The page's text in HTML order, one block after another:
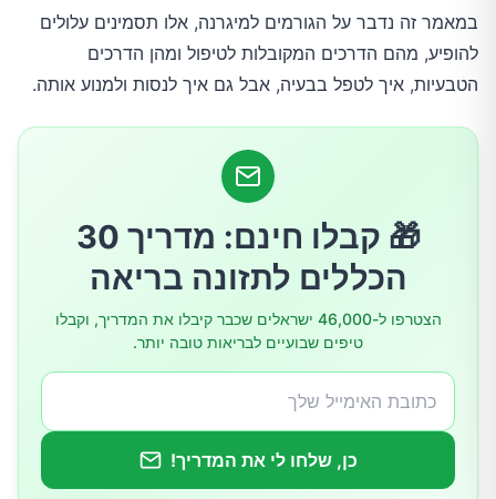
הטיפולים במיגרנה
כל הטיפולים הטבעיים למיגרנה
5.תרגלו יוגה
במאמר זה נדבר על הגורמים למיגרנה, אלו תסמינים עלולים
להופיע, מהם הדרכים המקובלות לטיפול ומהן הדרכים
הטבעיות, איך לטפל בבעיה, אבל גם איך לנסות ולמנוע אותה.
🎁 קבלו חינם: מדריך 30
הכללים לתזונה בריאה
הצטרפו ל-46,000 ישראלים שכבר קיבלו את המדריך, וקבלו
טיפים שבועיים לבריאות טובה יותר.
כן, שלחו לי את המדריך!